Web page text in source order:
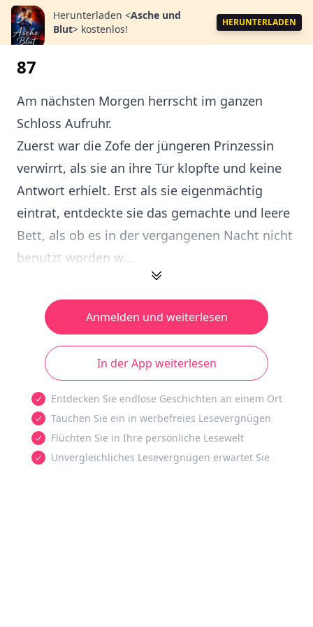
Herunterladen <Asche und
Blut> kostenlos!
HERUNTERLADEN
87
Am nächsten Morgen herrscht im ganzen
Schloss Aufruhr.
Zuerst war die Zofe der jüngeren Prinzessin
verwirrt, als sie an ihre Tür klopfte und keine
Antwort erhielt. Erst als sie eigenmächtig
eintrat, entdeckte sie das gemachte und leere
Bett, als ob es in der vergangenen Nacht nicht
benutzt worden w...
Anmelden und weiterlesen
In der App weiterlesen
Entdecken Sie endlose Geschichten an einem Ort
Tauchen Sie ein in werbefreies Lesevergnügen
Flüchten Sie in Ihre persönliche Lesewelt
Unvergleichliches Lesevergnügen erwartet Sie